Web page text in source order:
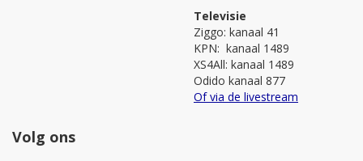
Televisie
Ziggo: kanaal 41
KPN: kanaal 1489
XS4All: kanaal 1489
Odido kanaal 877
Of via de livestream
Volg ons